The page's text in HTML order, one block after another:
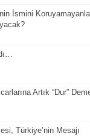
İsmini
Artık “Dur”
Türkiye’nin Mesajı